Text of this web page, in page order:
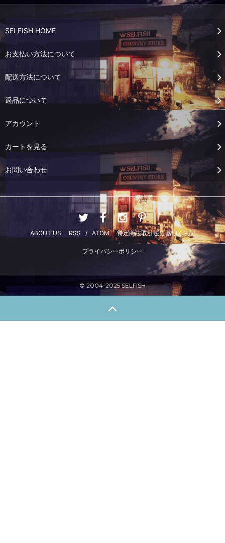
SELFISH HOME
お支払い方法について
配送方法について
返品について
アカウント
カートを見る
お問い合わせ
ABOUT US RSS / ATOM 特定商法取引法に基づく表記
プライバシーポリシー
© 2004-2025 SELFISH